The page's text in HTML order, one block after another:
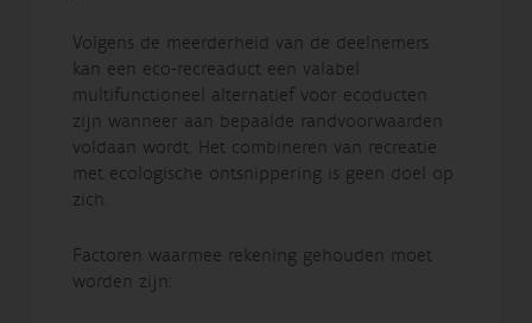
Volgens de meerderheid van de deelnemers
kan een eco-recreaduct een valabel
multifunctioneel alternatief voor ecoducten
zijn wanneer aan bepaalde randvoorwaarden
voldaan wordt. Het combineren van recreatie
met ecologische ontsnippering is geen doel op
zich.
Factoren waarmee rekening gehouden moet
worden zijn: